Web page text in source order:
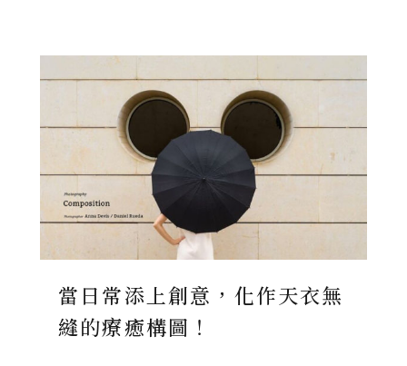
當日常添上創意，化作天衣無
縫的療癒構圖！